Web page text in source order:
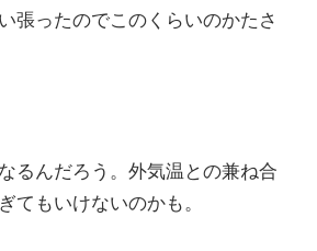
張ったのでこのくらいのかたさ
るんだろう。外気温との兼ね合
てもいけないのかも。